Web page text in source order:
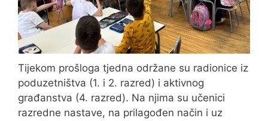
Tijekom prošloga tjedna održane su radionice iz
poduzetništva (1. i 2. razred) i aktivnog
građanstva (4. razred). Na njima su učenici
razredne nastave, na prilagođen način i uz